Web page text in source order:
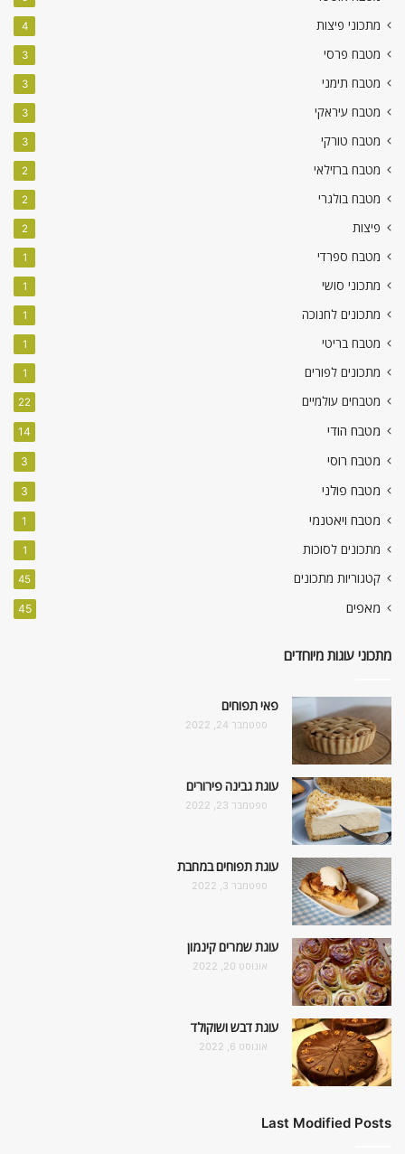
מתכוני פיצות 4
מטבח פרסי 3
מטבח תימני 3
מטבח עיראקי 3
מטבח טורקי 3
מטבח ברזילאי 2
מטבח בולגרי 2
פיצות 2
מטבח ספרדי 1
מתכוני סושי 1
מתכונים לחנוכה 1
מטבח בריטי 1
מתכונים לפורים 1
מטבחים עולמיים 22
מטבח הודי 14
מטבח רוסי 3
מטבח פולני 3
מטבח ויאטנמי 1
מתכונים לסוכות 1
קטגוריות מתכונים 45
מאפים 45
מתכוני עוגות מיוחדים
פאי תפוחים
ספטמבר 24, 2022
עוגת גבינה פירורים
ספטמבר 23, 2022
עוגת תפוחים במחבת
ספטמבר 3, 2022
עוגת שמרים קינמון
אוגוסט 20, 2022
עוגת דבש ושוקולד
אוגוסט 6, 2022
Last Modified Posts